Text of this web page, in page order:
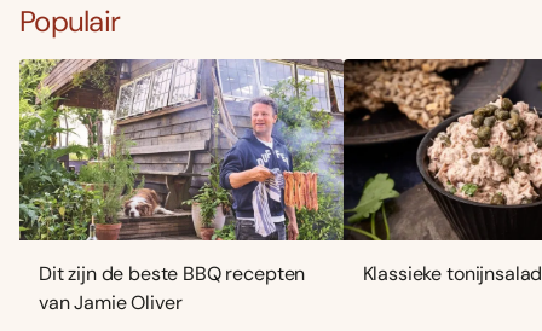
Populair
Dit zijn de beste BBQ recepten
van Jamie Oliver
Klassieke